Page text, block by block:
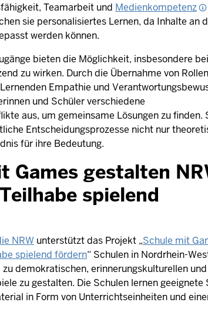
Teamarbeit und Medienkompetenz
sie personalisiertes Lernen, da Inhalte an
werden können.
bieten die Möglichkeit, insbesondere
zu wirken. Durch die Übernahme von
Empathie und
und Schüler verschiedene
aus, um gemeinsame Lösungen zu finden.
Entscheidungsprozesse nicht nur
für ihre Bedeutung.
Games gestalten
spielend
NRW unterstützt das Projekt „Schule mit
spielend fördern“ Schulen in Nordrhein-
demokratischen, erinnerungskulturellen und
zu gestalten. Die Schulen lernen geeignete
in Form von Unterrichtseinheiten und